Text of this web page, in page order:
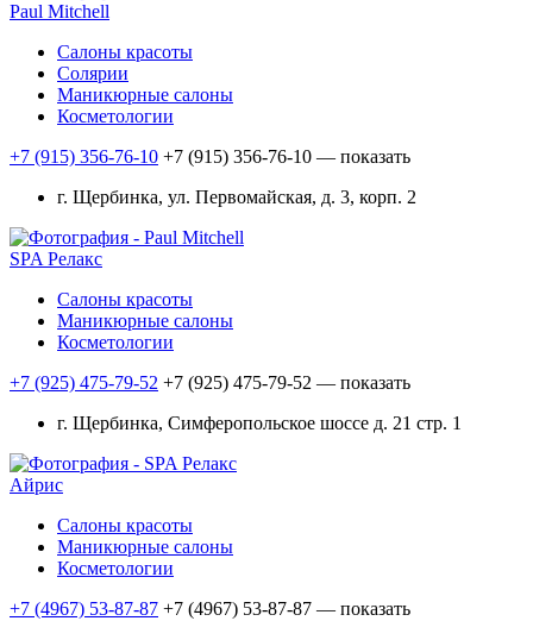
Paul Mitchell
Салоны красоты
Солярии
Маникюрные салоны
Косметологии
+7 (915) 356-76-10 +7 (915) 356-76-10 — показать
г. Щербинка, ул. Первомайская, д. 3, корп. 2
SPA Релакс
Салоны красоты
Маникюрные салоны
Косметологии
+7 (925) 475-79-52 +7 (925) 475-79-52 — показать
г. Щербинка, Симферопольское шоссе д. 21 стр. 1
Айрис
Салоны красоты
Маникюрные салоны
Косметологии
+7 (4967) 53-87-87 +7 (4967) 53-87-87 — показать